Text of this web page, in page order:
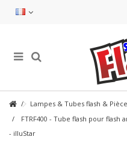
Lampes & Tubes flash &
FTRF400 - Tube flash pour flash
- illuStar